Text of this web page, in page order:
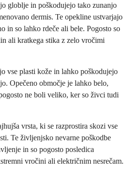
globlje in poškodujejo tako zunanjo
dermis. Te opekline ustvarjajo
in so lahko rdeče ali bele. Pogosto so
ali kratkega stika z zelo vročimi
vse plasti kože in lahko poškodujejo
Opečeno območje je lahko belo,
ne boli veliko, ker so živci tudi
vrsta, ki se razprostira skozi vse
Te življenjsko nevarne poškodbe
in so pogosto posledica
vročini ali električnim nesrečam.